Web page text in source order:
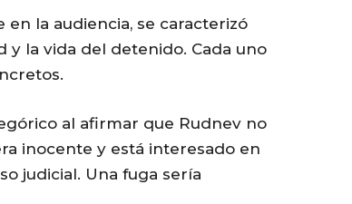
en la audiencia, se caracterizó
y la vida del detenido. Cada uno
al afirmar que Rudnev no
inocente y está interesado en
judicial. Una fuga sería